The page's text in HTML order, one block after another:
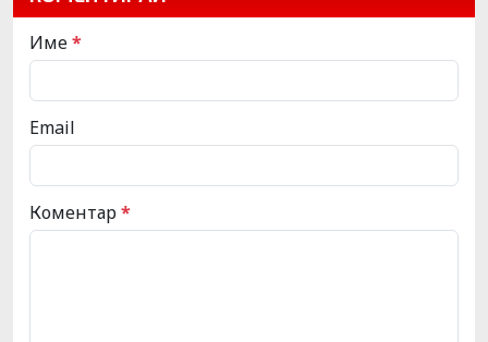
Име*
Email
Коментар*